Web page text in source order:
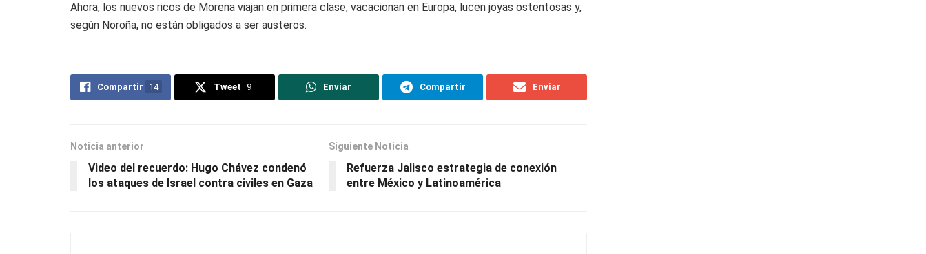
Ahora, los nuevos ricos de Morena viajan en primera clase, vacacionan en Europa, lucen joyas ostentosas y,
según Noroña, no están obligados a ser austeros.
Compartir 14 Tweet 9 Enviar Compartir Enviar
Noticia anterior
Video del recuerdo: Hugo Chávez condenó
los ataques de Israel contra civiles en Gaza
Siguiente Noticia
Refuerza Jalisco estrategia de conexión
entre México y Latinoamérica